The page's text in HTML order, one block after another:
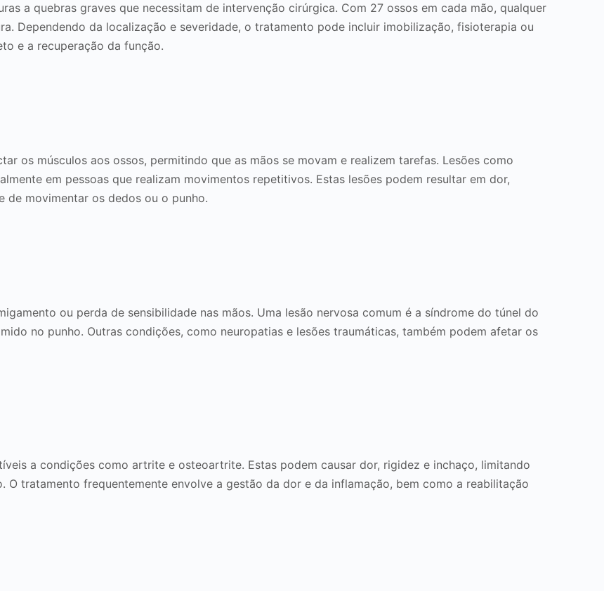
a quebras graves que necessitam de intervenção cirúrgica. Com 27 ossos em cada mão, qualquer
Dependendo da localização e severidade, o tratamento pode incluir imobilização, fisioterapia ou
e a recuperação da função.
os músculos aos ossos, permitindo que as mãos se movam e realizem tarefas. Lesões como
em pessoas que realizam movimentos repetitivos. Estas lesões podem resultar em dor,
de movimentar os dedos ou o punho.
ou perda de sensibilidade nas mãos. Uma lesão nervosa comum é a síndrome do túnel do
no punho. Outras condições, como neuropatias e lesões traumáticas, também podem afetar os
a condições como artrite e osteoartrite. Estas podem causar dor, rigidez e inchaço, limitando
O tratamento frequentemente envolve a gestão da dor e da inflamação, bem como a reabilitação